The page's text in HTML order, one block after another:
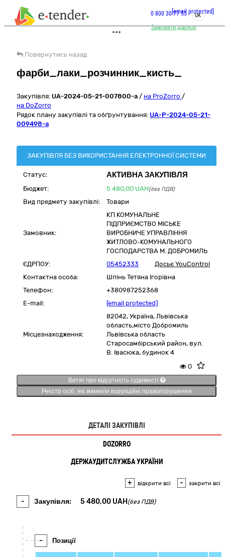
Замовити дзвінок
0 800 30 77 55[email protected]
UK
Повернутись назад
фарби_лаки_розчинник_кисть_
Закупівля: UA-2024-05-21-007800-a / на ProZorro /
на DoZorro
Рядок плану закупівлі та обґрунтування: UA-P-2024-05-21-
009498-a
ЗАКУПІВЛЯ БЕЗ ВИКОРИСТАННЯ ЕЛЕКТРОННОЇ СИСТЕМИ
Статус: АКТИВНА ЗАКУПІВЛЯ
Бюджет: 5 480,00 UAH(без ПДВ)
Вид предмету закупівлі: Товари
Замовник:
КП КОМУНАЛЬНЕ
ПІДПРИЄМСТВО МІСЬКЕ
ВИРОБНИЧЕ УПРАВЛІННЯ
ЖИТЛОВО-КОМУНАЛЬНОГО
ГОСПОДАРСТВА М. ДОБРОМИЛЬ
ЄДРПОУ:
05452333
Досьє YouControl
Контактна особа:
Шпінь Тетяна Ігорівна
Телефон:
+380987252368
E-mail:
[email protected]
Місцезнаходження:
82042, Україна, Львівська
область,місто Добромиль
Львівська область
Старосамбірський район, вул.
В. Івасюка, будинок 4
0
Витяг про відсутність судимості
Реєстр осіб, які вчинили корупційні правопорушення
ДЕТАЛІ ЗАКУПІВЛІ
DOZORRO
ДЕРЖАУДИТСЛУЖБА УКРАЇНИ
+ відкрити всі - закрити всі
- Закупівля: 5 480,00 UAH (без ПДВ)
- Позиції